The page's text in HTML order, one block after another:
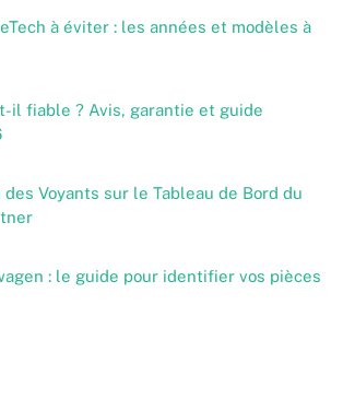
à éviter : les années et modèles à
il fiable ? Avis, garantie et guide
Voyants sur le Tableau de Bord du
: le guide pour identifier vos pièces